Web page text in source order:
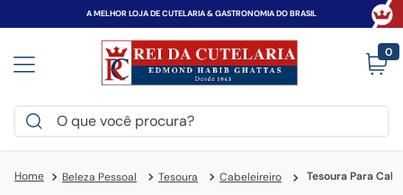
A MELHOR LOJA DE CUTELARIA & GASTRONOMIA DO BRASIL
0
O que você procura?
Beleza Pessoal Tesoura Cabeleireiro Tesoura Para
1º victorinox